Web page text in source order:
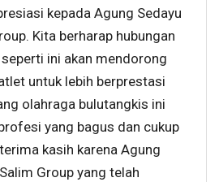
kepada Agung Sedayu
Kita berharap hubungan
ini akan mendorong
untuk lebih berprestasi
olahraga bulutangkis ini
yang bagus dan cukup
kasih karena Agung
Group yang telah